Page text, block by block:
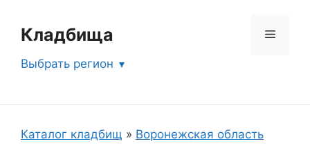
содержимому
Кладбища Меню
Выбрать регион
Каталог кладбищ » Воронежская область